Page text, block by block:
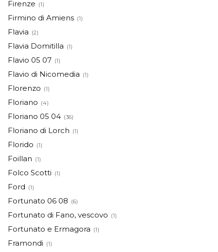
Firenze (1)
Firmino di Amiens (1)
Flavia (2)
Flavia Domitilla (1)
Flavio 05 07 (1)
Flavio di Nicomedia (1)
Florenzo (1)
Floriano (4)
Floriano 05 04 (36)
Floriano di Lorch (1)
Florido (1)
Foillan (1)
Folco Scotti (1)
Ford (1)
Fortunato 06 08 (6)
Fortunato di Fano, vescovo (1)
Fortunato e Ermagora (1)
Framondi (1)